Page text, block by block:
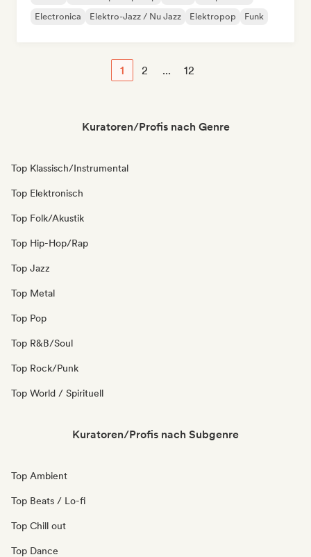
Electronica
Elektro-Jazz / Nu Jazz Elektropop Funk
1 2 ... 12
Kuratoren/Profis nach Genre
Top Klassisch/Instrumental
Top Elektronisch
Top Folk/Akustik
Top Hip-Hop/Rap
Top Jazz
Top Metal
Top Pop
Top R&B/Soul
Top Rock/Punk
Top World / Spirituell
Kuratoren/Profis nach Subgenre
Top Ambient
Top Beats / Lo-fi
Top Chill out
Top Dance